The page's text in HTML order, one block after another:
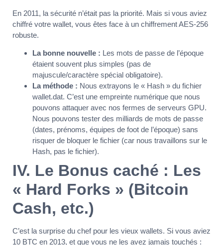
En 2011, la sécurité n’était pas la priorité. Mais si vous aviez
chiffré votre wallet, vous êtes face à un chiffrement AES-256
robuste.
La bonne nouvelle : Les mots de passe de l’époque
étaient souvent plus simples (pas de
majuscule/caractère spécial obligatoire).
La méthode : Nous extrayons le « Hash » du fichier
wallet.dat. C’est une empreinte numérique que nous
pouvons attaquer avec nos fermes de serveurs GPU.
Nous pouvons tester des milliards de mots de passe
(dates, prénoms, équipes de foot de l’époque) sans
risquer de bloquer le fichier (car nous travaillons sur le
Hash, pas le fichier).
IV. Le Bonus caché : Les
« Hard Forks » (Bitcoin
Cash, etc.)
C’est la surprise du chef pour les vieux wallets. Si vous aviez
10 BTC en 2013, et que vous ne les avez jamais touchés :